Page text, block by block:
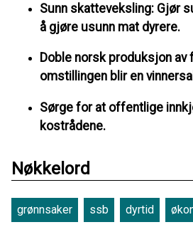
Sunn skatteveksling: Gjør
å gjøre usunn mat dyrere.
Doble norsk produksjon
omstillingen blir en
Sørge for at offentlige
kostrådene.
Nøkkelord
grønnsaker ssb dyrtid